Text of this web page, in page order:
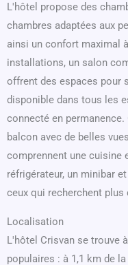
L'hôtel propose des
chambres adaptées aux
ainsi un confort maximal
installations, un salon
offrent des espaces pour
disponible dans tous les
connecté en
balcon avec de belles
comprennent une cuisine
réfrigérateur, un minibar
ceux qui recherchent plus
Localisation
L'hôtel Crisvan se trouve
populaires : à 1,1 km de